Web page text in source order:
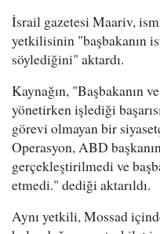
İsrail gazetesi Maariv,
yetkilisinin "başbakanın
söylediğini" aktardı.
Kaynağın, "Başbakanın
yönetirken işlediği
görevi olmayan bir
Operasyon, ABD
gerçekleştirilmedi ve
etmedi." dediği aktarıldı.
Aynı yetkili, Mossad